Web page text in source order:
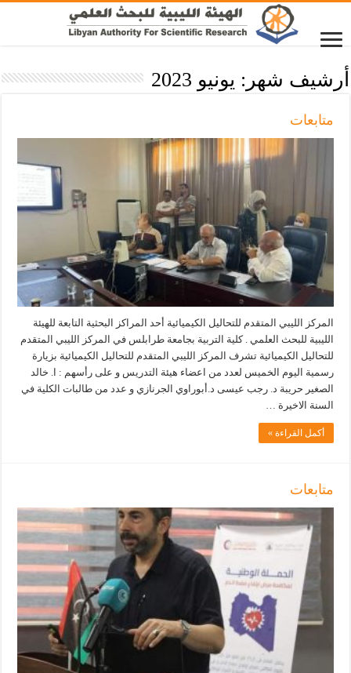
أرشيف شهر: يونيو 2023
متابعات
المركز الليبي المتقدم للتحاليل الكيميائية أحد المراكز البحثية التابعة للهيئة
الليبية للبحث العلمي . كلية التربية بجامعة طرابلس في المركز الليبي المتقدم
للتحاليل الكيميائية تشرف المركز الليبي المتقدم للتحاليل الكيميائية بزيارة
رسمية اليوم الخميس لعدد من اعضاء هيئة التدريس و على رأسهم : ا. خالد
الصغير حريبة د. رجب عيسى د.أبوراوي الجرنازي و عدد من طالبات الكلية في
السنة الاخيرة …
أكمل القراءة »
متابعات